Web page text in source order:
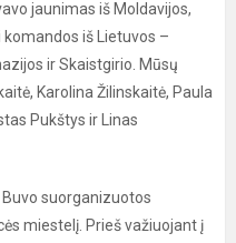
jaunimas iš Moldavijos,
komandos iš Lietuvos –
ir Skaistgirio. Mūsų
Karolina Žilinskaitė, Paula
Pukštys ir Linas
suorganizuotos
miestelį. Prieš važiuojant į